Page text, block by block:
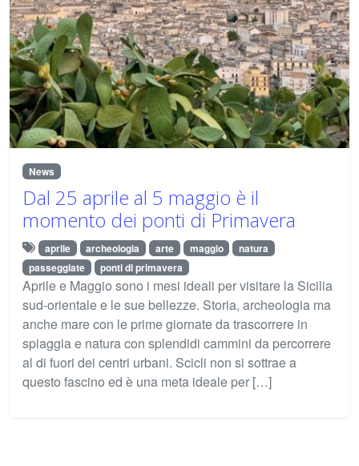
News
Dal 25 aprile al 5 maggio è il
momento dei ponti di Primavera
aprile archeologia arte maggio
natura
passeggiate
ponti di primavera
Aprile e Maggio sono i mesi ideali per visitare la Sicilia
sud-orientale e le sue bellezze. Storia, archeologia ma
anche mare con le prime giornate da trascorrere in
spiaggia e natura con splendidi cammini da percorrere
al di fuori dei centri urbani. Scicli non si sottrae a
questo fascino ed è una meta ideale per […]